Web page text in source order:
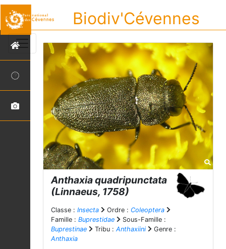
Biodiv'Cévennes
Anthaxia quadripunctata
(Linnaeus, 1758)
Classe : Insecta Ordre : Coleoptera
Famille : Buprestidae
Sous-Famille :
Buprestinae
Tribu : Anthaxiini
Genre :
Anthaxia